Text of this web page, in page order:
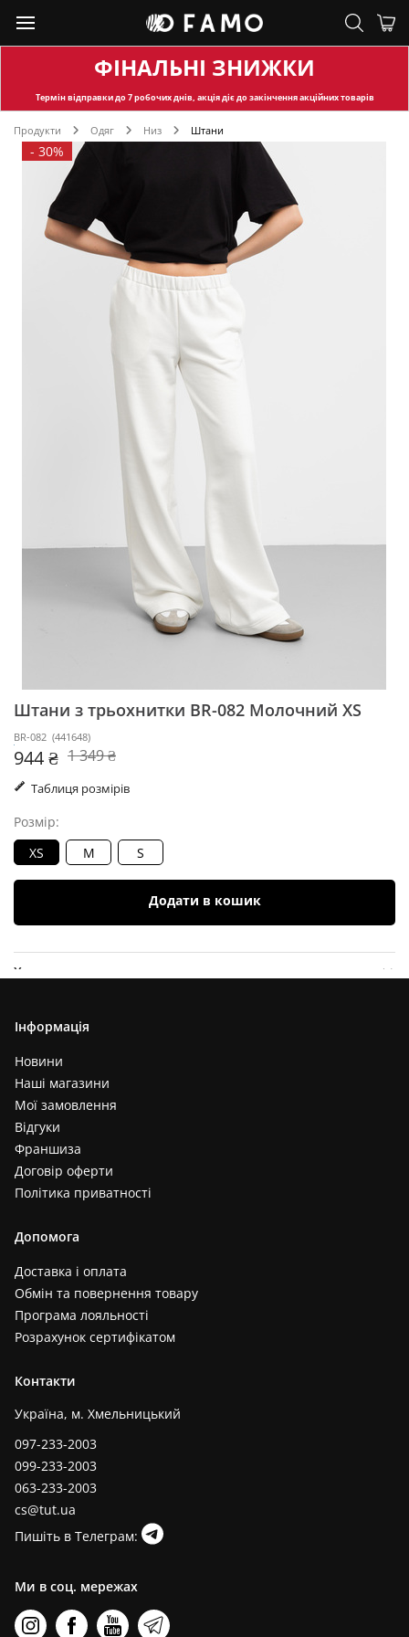
ФІНАЛЬНІ ЗНИЖКИ
Термін відправкидо 7 робочих днів, акція діє до закінчення акційних товарів
Продукти Одяг Низ Штани
- 30%
Штани з трьохнитки BR-082 Молочний XS
BR-082 (441648)
944 ₴ 1 349 ₴
Таблиця розмірів
Розмір:
XS
M S
Додати в кошик
Характеристики
Інформація
Новини
Наші магазини
Мої замовлення
Відгуки
Франшиза
Договір оферти
Політика приватності
Допомога
Доставка і оплата
Обмін та повернення товару
Програма лояльності
Розрахунок сертифікатом
Контакти
Україна, м. Хмельницький
097-233-2003
099-233-2003
063-233-2003
cs@tut.ua
Пишіть в Телеграм:
Ми в соц. мережах